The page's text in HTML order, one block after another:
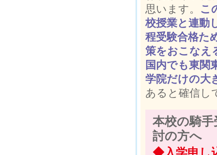
思います。 こ
校授業と連動
程受験合格た
策をおこなえ
国内でも東関
学院だけの大
あると確信し
本校の騎
討の方へ